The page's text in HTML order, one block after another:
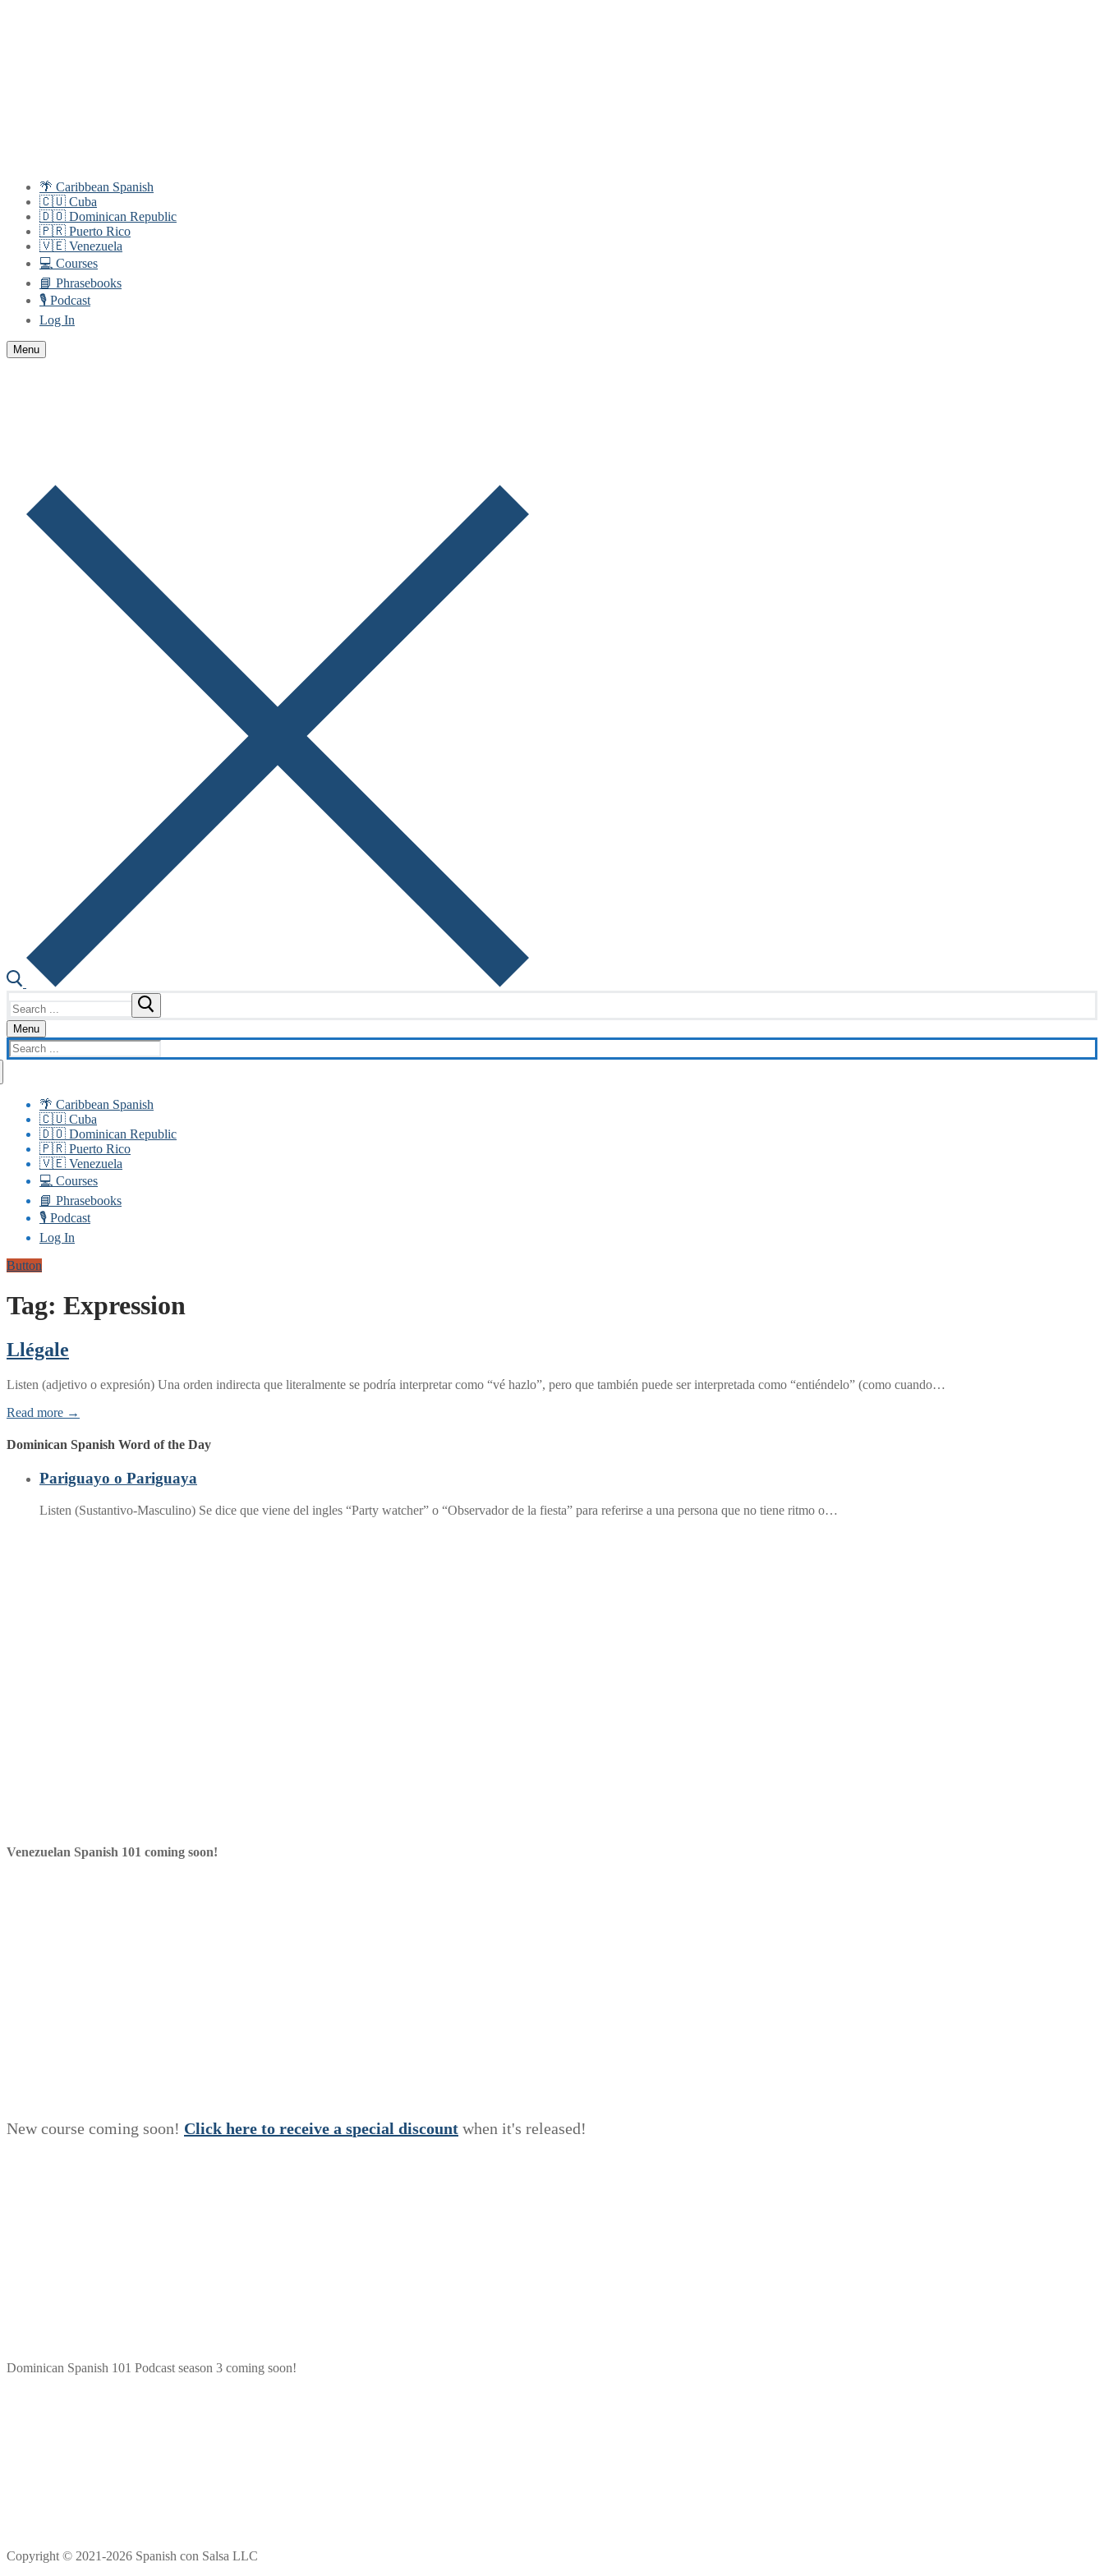
🌴 Caribbean Spanish
🇨🇺 Cuba
🇩🇴 Dominican Republic
🇵🇷 Puerto Rico
🇻🇪 Venezuela
💻 Courses
📘 Phrasebooks
🎙️ Podcast
Log In
Menu
for:
Menu
Search
for:
🌴 Caribbean Spanish
🇨🇺 Cuba
🇩🇴 Dominican Republic
🇵🇷 Puerto Rico
🇻🇪 Venezuela
💻 Courses
📘 Phrasebooks
🎙️ Podcast
Log In
Button
Tag: Expression
Llégale
Listen (adjetivo o expresión) Una orden indirecta que literalmente se podría interpretar como “vé hazlo”, pero que también puede ser interpretada como “entiéndelo” (como cuando…
Read more →
Dominican Spanish Word of the Day
Pariguayo o Pariguaya
Listen (Sustantivo-Masculino) Se dice que viene del ingles “Party watcher” o “Observador de la fiesta” para referirse a una persona que no tiene ritmo o…
Venezuelan Spanish 101 coming soon!
New course coming soon! Click here to receive a special discount when it's released!
Dominican Spanish 101 Podcast season 3 coming soon!
Copyright © 2021-2026 Spanish con Salsa LLC